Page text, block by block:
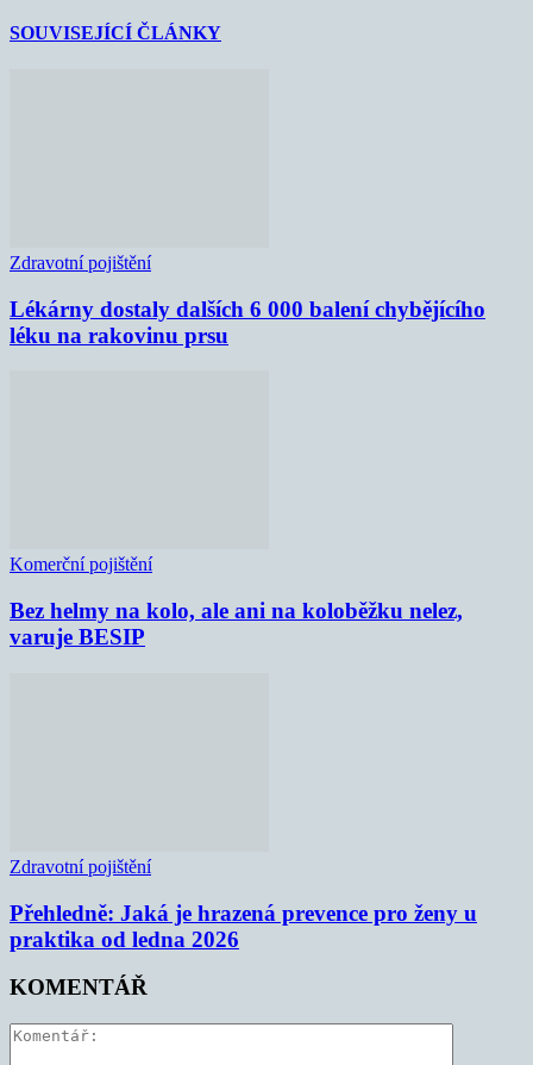
SOUVISEJÍCÍ ČLÁNKY
Zdravotní pojištění
Lékárny dostaly dalších 6 000 balení chybějícího
léku na rakovinu prsu
Komerční pojištění
Bez helmy na kolo, ale ani na koloběžku nelez,
varuje BESIP
Zdravotní pojištění
Přehledně: Jaká je hrazená prevence pro ženy u
praktika od ledna 2026
KOMENTÁŘ